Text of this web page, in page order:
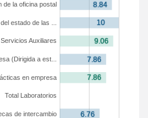
de intercambio
Total Laboratorios
en empresa
(Dirigida a est...
Auxiliares
estado de las ...
de la oficina postal